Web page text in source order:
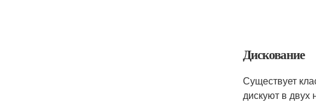
Дискование
Существует
дискуют в двух